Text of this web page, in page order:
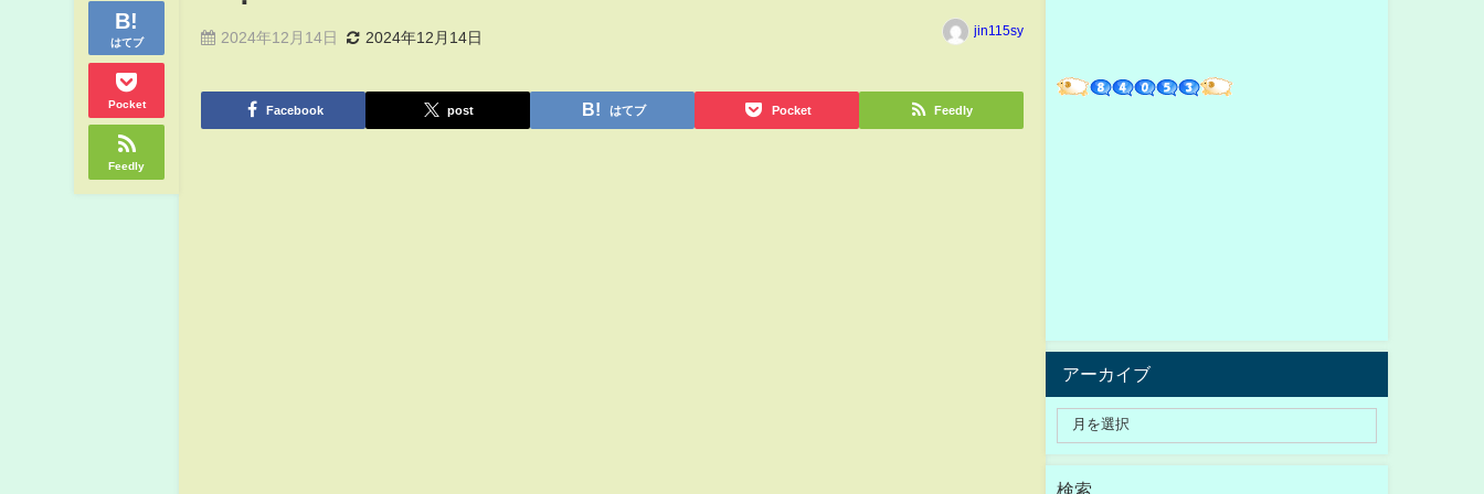
はてブ
Pocket
Feedly
2024年12月14日 2024年12月14日 jin115sy
Facebook post はてブ Pocket Feedly
アーカイブ
検索